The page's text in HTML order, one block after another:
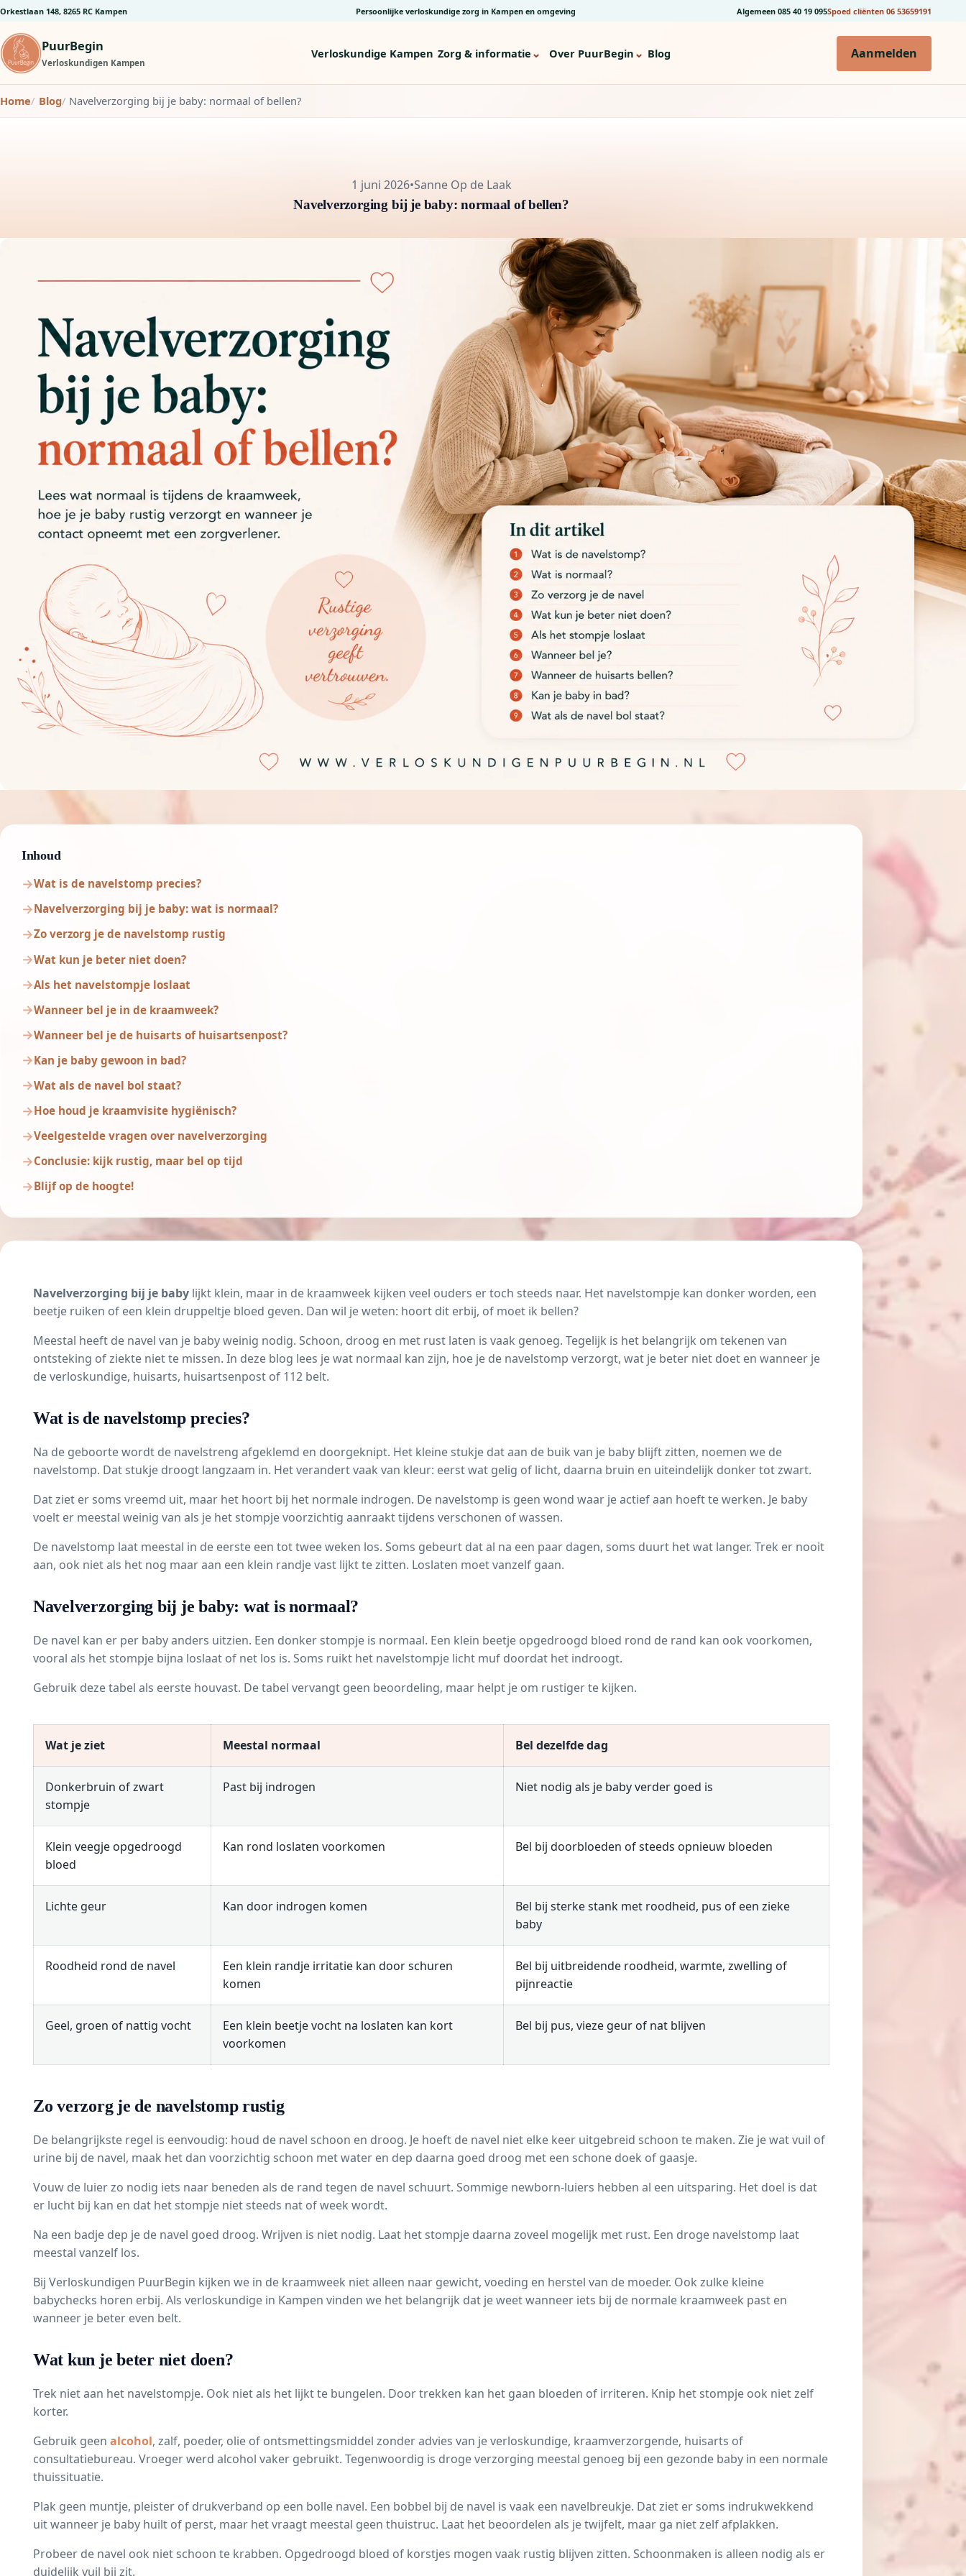
Orkestlaan 148, 8265 RC Kampen Persoonlijke verloskundige zorg in Kampen en omgeving Algemeen 085 40 19 095Spoed cliënten 06 53659191
PuurBegin
Verloskundigen Kampen
Verloskundige Kampen Zorg & informatie ⌄ Over PuurBegin ⌄ Blog Aanmelden
Home Blog Navelverzorging bij je baby: normaal of bellen?
1 juni 2026•Sanne Op de Laak
Navelverzorging bij je baby: normaal of bellen?
Inhoud
Wat is de navelstomp precies?
Navelverzorging bij je baby: wat is normaal?
Zo verzorg je de navelstomp rustig
Wat kun je beter niet doen?
Als het navelstompje loslaat
Wanneer bel je in de kraamweek?
Wanneer bel je de huisarts of huisartsenpost?
Kan je baby gewoon in bad?
Wat als de navel bol staat?
Hoe houd je kraamvisite hygiënisch?
Veelgestelde vragen over navelverzorging
Conclusie: kijk rustig, maar bel op tijd
Blijf op de hoogte!
Navelverzorging bij je babylijkt klein, maar in de kraamweek kijken veel ouders er toch steeds naar. Het navelstompje kan donker worden, een
beetje ruiken of een klein druppeltje bloed geven. Dan wil je weten: hoort dit erbij, of moet ik bellen?
Meestal heeft de navel van je baby weinig nodig. Schoon, droog en met rust laten is vaak genoeg. Tegelijk is het belangrijk om tekenen van
ontsteking of ziekte niet te missen. In deze blog lees je wat normaal kan zijn, hoe je de navelstomp verzorgt, wat je beter niet doet en wanneer je
de verloskundige, huisarts, huisartsenpost of 112 belt.
Wat is de navelstomp precies?
Na de geboorte wordt de navelstreng afgeklemd en doorgeknipt. Het kleine stukje dat aan de buik van je baby blijft zitten, noemen we de
navelstomp. Dat stukje droogt langzaam in. Het verandert vaak van kleur: eerst wat gelig of licht, daarna bruin en uiteindelijk donker tot zwart.
Dat ziet er soms vreemd uit, maar het hoort bij het normale indrogen. De navelstomp is geen wond waar je actief aan hoeft te werken. Je baby
voelt er meestal weinig van als je het stompje voorzichtig aanraakt tijdens verschonen of wassen.
De navelstomp laat meestal in de eerste een tot twee weken los. Soms gebeurt dat al na een paar dagen, soms duurt het wat langer. Trek er nooit
aan, ook niet als het nog maar aan een klein randje vast lijkt te zitten. Loslaten moet vanzelf gaan.
Navelverzorging bij je baby: wat is normaal?
De navel kan er per baby anders uitzien. Een donker stompje is normaal. Een klein beetje opgedroogd bloed rond de rand kan ook voorkomen,
vooral als het stompje bijna loslaat of net los is. Soms ruikt het navelstompje licht muf doordat het indroogt.
Gebruik deze tabel als eerste houvast. De tabel vervangt geen beoordeling, maar helpt je om rustiger te kijken.
Wat je ziet Meestal normaal Bel dezelfde dag
Donkerbruin of zwart
stompje
Past bij indrogen Niet nodig als je baby verder goed is
Klein veegje opgedroogd
bloed
Kan rond loslaten voorkomen Bel bij doorbloeden of steeds opnieuw bloeden
Lichte geur Kan door indrogen komen
Bel bij sterke stank met roodheid, pus of een zieke
baby
Roodheid rond de navel
Een klein randje irritatie kan door schuren
komen
Bel bij uitbreidende roodheid, warmte, zwelling of
pijnreactie
Geel, groen of nattig vocht
Een klein beetje vocht na loslaten kan kort
voorkomen
Bel bij pus, vieze geur of nat blijven
Zo verzorg je de navelstomp rustig
De belangrijkste regel is eenvoudig: houd de navel schoon en droog. Je hoeft de navel niet elke keer uitgebreid schoon te maken. Zie je wat vuil of
urine bij de navel, maak het dan voorzichtig schoon met water en dep daarna goed droog met een schone doek of gaasje.
Vouw de luier zo nodig iets naar beneden als de rand tegen de navel schuurt. Sommige newborn-luiers hebben al een uitsparing. Het doel is dat
er lucht bij kan en dat het stompje niet steeds nat of week wordt.
Na een badje dep je de navel goed droog. Wrijven is niet nodig. Laat het stompje daarna zoveel mogelijk met rust. Een droge navelstomp laat
meestal vanzelf los.
Bij Verloskundigen PuurBegin kijken we in de kraamweek niet alleen naar gewicht, voeding en herstel van de moeder. Ook zulke kleine
babychecks horen erbij. Als verloskundige in Kampen vinden we het belangrijk dat je weet wanneer iets bij de normale kraamweek past en
wanneer je beter even belt.
Wat kun je beter niet doen?
Trek niet aan het navelstompje. Ook niet als het lijkt te bungelen. Door trekken kan het gaan bloeden of irriteren. Knip het stompje ook niet zelf
korter.
Gebruik geen alcohol, zalf, poeder, olie of ontsmettingsmiddel zonder advies van je verloskundige, kraamverzorgende, huisarts of
consultatiebureau. Vroeger werd alcohol vaker gebruikt. Tegenwoordig is droge verzorging meestal genoeg bij een gezonde baby in een normale
thuissituatie.
Plak geen muntje, pleister of drukverband op een bolle navel. Een bobbel bij de navel is vaak een navelbreukje. Dat ziet er soms indrukwekkend
uit wanneer je baby huilt of perst, maar het vraagt meestal geen thuistruc. Laat het beoordelen als je twijfelt, maar ga niet zelf afplakken.
Probeer de navel ook niet schoon te krabben. Opgedroogd bloed of korstjes mogen vaak rustig blijven zitten. Schoonmaken is alleen nodig als er
duidelijk vuil bij zit.